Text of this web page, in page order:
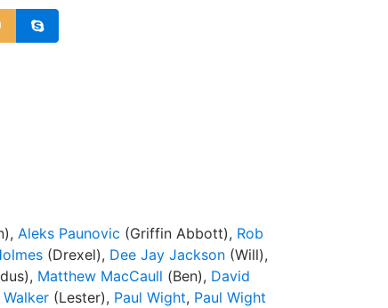
Aleks Paunovic (Griffin Abbott), Rob
(Drexel), Dee Jay Jackson (Will),
Matthew MacCaull (Ben), David
(Lester), Paul Wight, Paul Wight